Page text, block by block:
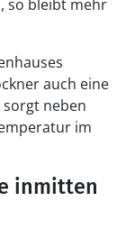
so bleibt mehr
auch eine
neben
im
inmitten